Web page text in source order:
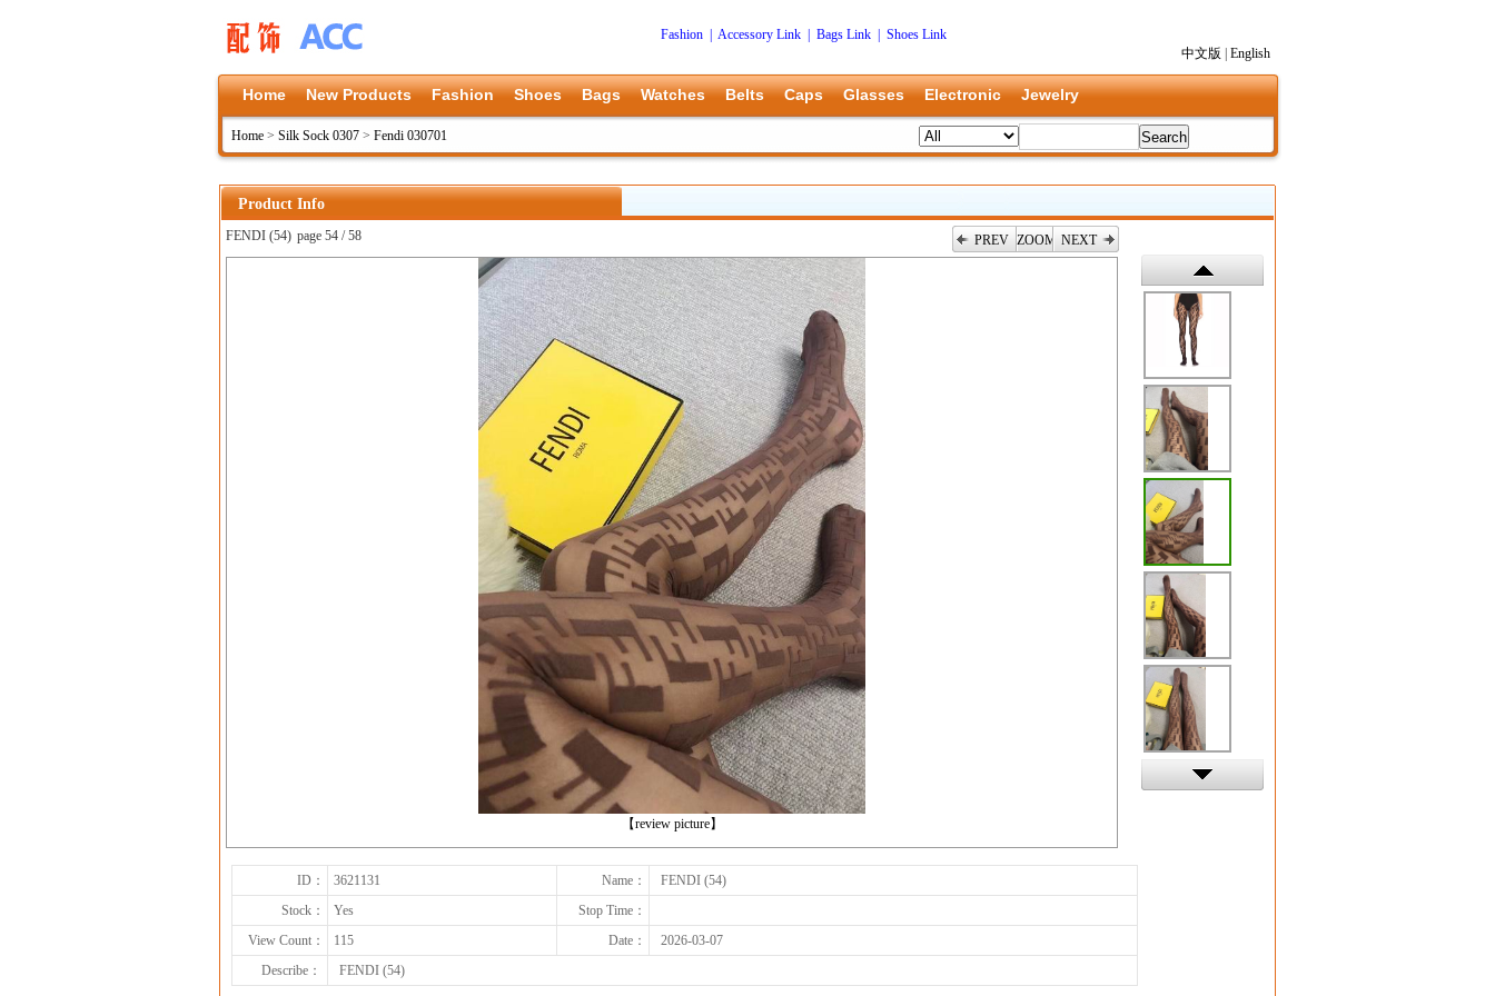
Fashion Accessory Link Bags Link
Shoes Link
中文版
English
Home New Products Fashion Shoes Bags Watches Belts Caps Glasses Electronic Jewelry
Home > Silk Sock 0307 > Fendi 030701
Product Info
FENDI (54) page 54 / 58 PREV ZOOM NEXT
【review picture】
上一张
下一张
ID： 3621131 Name：
FENDI (54)
Stock：
Yes
Stop Time：
View Count：
115 Date：
2026-03-07
Describe：
FENDI (54)